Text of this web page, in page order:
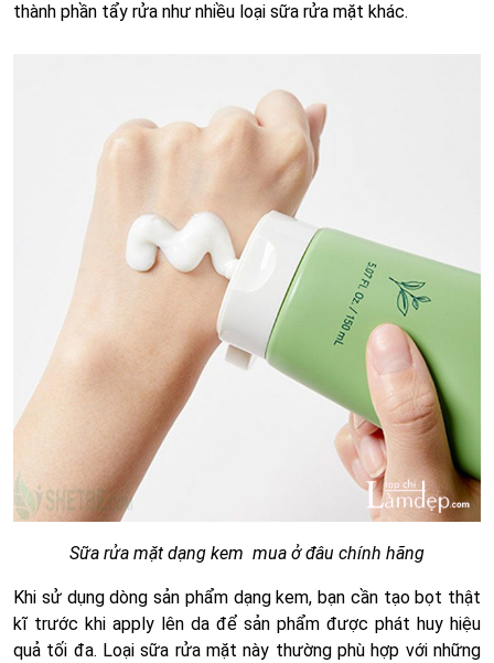
thành phần tẩy rửa như nhiều loại sữa rửa mặt khác.
Sữa rửa mặt dạng kem mua ở đâu chính hãng
Khi sử dụng dòng sản phẩm dạng kem, bạn cần tạo bọt thật
kĩ trước khi apply lên da để sản phẩm được phát huy hiệu
quả tối đa. Loại sữa rửa mặt này thường phù hợp với những